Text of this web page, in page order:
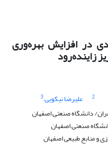
در افزایش بهره‌وری
زاینده‌رود
2 علیرضا نیکویی3
دانشگاه صنعتی اصفهان
صنعتی اصفهان
و منابع طبیعی اصفهان